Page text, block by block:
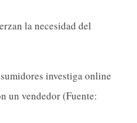
la necesidad del
investiga online
un vendedor (Fuente: